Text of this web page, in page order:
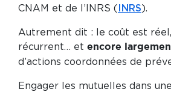
CNAM et de l’INRS (
INRS).
Autrement dit : le coût est réel,
récurrent… et encore
d’actions coordonnées de
Engager les mutuelles dans